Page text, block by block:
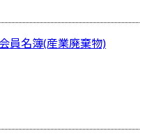
員名簿(産業廃棄物)